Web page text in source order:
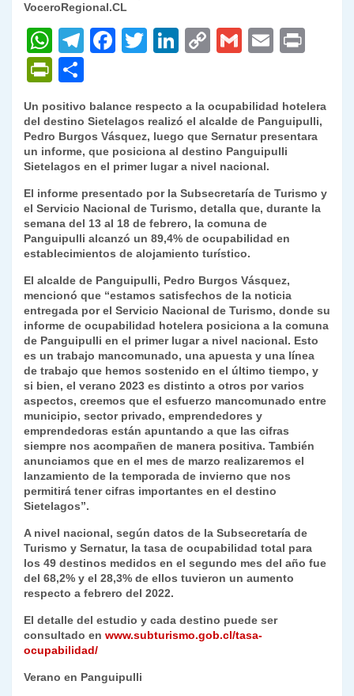
VoceroRegional.CL
W
h
at
s
A
p
p
T
gr
a
m
F
e
b
o
o
k
T
er
Li
e
dI
n
C
y
Li
n
k
G
l
E
l
P
ri
nt
Fr
ie
n
dl
y
o
m
p
ar
tir
Un positivo balance respecto a la ocupabilidad hotelera
del destino Sietelagos realizó el alcalde de Panguipulli,
Pedro Burgos Vásquez, luego que Sernatur presentara
un informe, que posiciona al destino Panguipulli
Sietelagos en el primer lugar a nivel nacional.
El informe presentado por la Subsecretaría de Turismo y
el Servicio Nacional de Turismo, detalla que, durante la
semana del 13 al 18 de febrero, la comuna de
Panguipulli alcanzó un 89,4% de ocupabilidad en
establecimientos de alojamiento turístico.
El alcalde de Panguipulli, Pedro Burgos Vásquez,
mencionó que “estamos satisfechos de la noticia
entregada por el Servicio Nacional de Turismo, donde su
informe de ocupabilidad hotelera posiciona a la comuna
de Panguipulli en el primer lugar a nivel nacional. Esto
es un trabajo mancomunado, una apuesta y una línea
de trabajo que hemos sostenido en el último tiempo, y
si bien, el verano 2023 es distinto a otros por varios
aspectos, creemos que el esfuerzo mancomunado entre
municipio, sector privado, emprendedores y
emprendedoras están apuntando a que las cifras
siempre nos acompañen de manera positiva. También
anunciamos que en el mes de marzo realizaremos el
lanzamiento de la temporada de invierno que nos
permitirá tener cifras importantes en el destino
Sietelagos”.
A nivel nacional, según datos de la Subsecretaría de
Turismo y Sernatur, la tasa de ocupabilidad total para
los 49 destinos medidos en el segundo mes del año fue
del 68,2% y el 28,3% de ellos tuvieron un aumento
respecto a febrero del 2022.
El detalle del estudio y cada destino puede ser
consultado en www.subturismo.gob.cl/tasa-
ocupabilidad/
Verano en Panguipulli